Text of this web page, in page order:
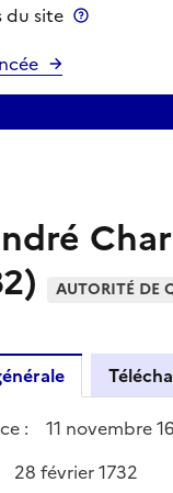
du site
AUTORITÉ DE
:
11 novembre
28 février 1732